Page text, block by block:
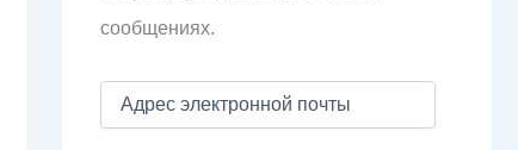
сообщениях.